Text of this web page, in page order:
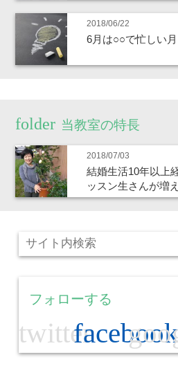
2018/06/22
6月は○○で忙しい月
当教室の特長
2018/07/03
結婚生活10年以上
ッスン生さんが増
フォローする
twitterfacebook